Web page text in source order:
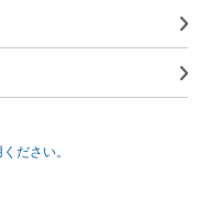
ださい。